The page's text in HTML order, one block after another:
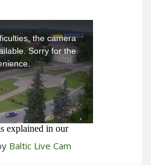
Baltic Live Cam